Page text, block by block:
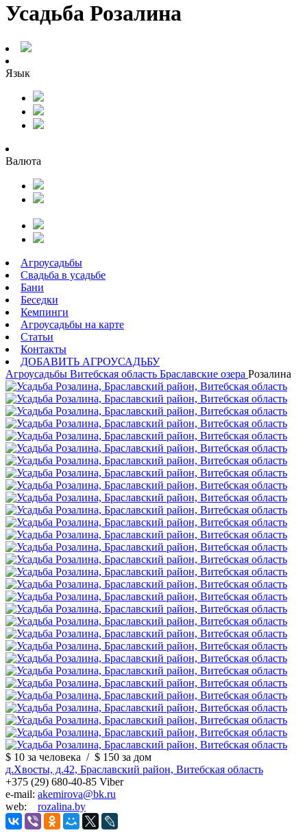
Усадьба Розалина
Язык
Валюта
Агроусадьбы
Свадьба в усадьбе
Бани
Беседки
Кемпинги
Агроусадьбы на карте
Статьи
Контакты
ДОБАВИТЬ АГРОУСАДЬБУ
Агроусадьбы Витебская область Браславские озера Розалина
$ 10 за человека / $ 150 за дом
д.Хвосты, д.42, Браславский район, Витебская область
+375 (29) 680-40-85 Viber
e-mail: akemirova@bk.ru
web: rozalina.by